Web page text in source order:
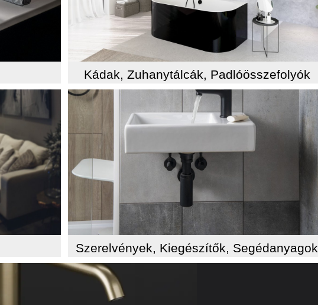
Kádak, Zuhanytálcák, Padlóösszefolyók
Szerelvények, Kiegészítők, Segédanyagok